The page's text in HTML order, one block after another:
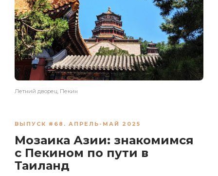
Летний дворец, Пекин
ВЫПУСК #68. АПРЕЛЬ-МАЙ 2025
Мозаика Азии: знакомимся
с Пекином по пути в
Таиланд